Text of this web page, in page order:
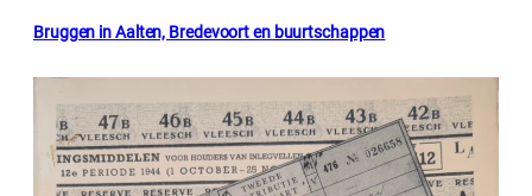
Bruggen in Aalten, Bredevoort en buurtschappen